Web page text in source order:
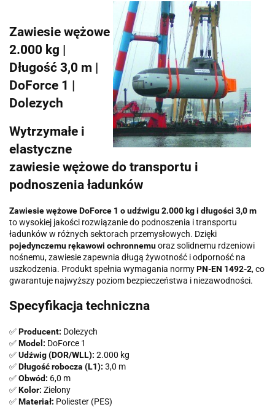
Zawiesie wężowe
2.000 kg |
Długość 3,0 m |
DoForce 1 |
Dolezych
Wytrzymałe i
elastyczne
zawiesie wężowe do transportu i
podnoszenia ładunków
Zawiesie wężowe DoForce 1 o udźwigu 2.000 kg i długości 3,0 m
to wysokiej jakości rozwiązanie do podnoszenia i transportu
ładunków w różnych sektorach przemysłowych. Dzięki
pojedynczemu rękawowi ochronnemuoraz solidnemu rdzeniowi
nośnemu, zawiesie zapewnia długą żywotność i odporność na
uszkodzenia. Produkt spełnia wymagania normyPN-EN 1492-2, co
gwarantuje najwyższy poziom bezpieczeństwa i niezawodności.
Specyfikacja techniczna
✅Producent: Dolezych
✅Model: DoForce 1
✅Udźwig (DOR/WLL): 2.000 kg
✅Długość robocza (L1): 3,0 m
✅Obwód: 6,0 m
✅Kolor: Zielony
✅Materiał: Poliester (PES)